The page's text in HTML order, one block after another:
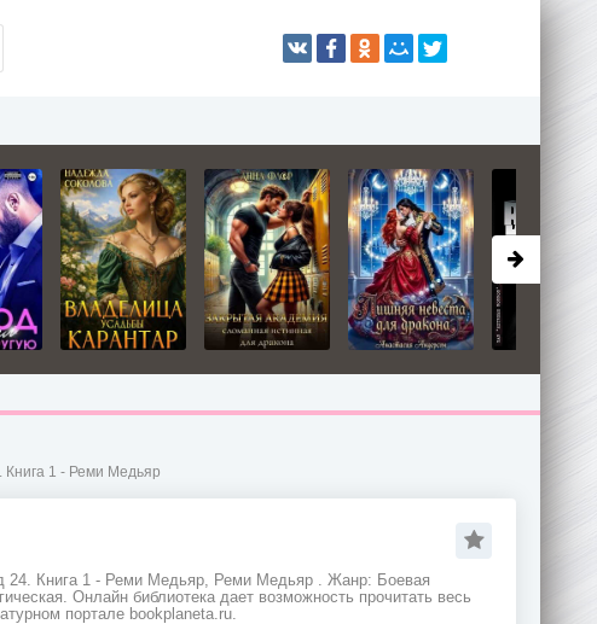
Книга 1 - Реми Медьяр
24. Книга 1 - Реми Медьяр, Реми Медьяр . Жанр: Боевая
Онлайн библиотека дает возможность прочитать весь
портале bookplaneta.ru.